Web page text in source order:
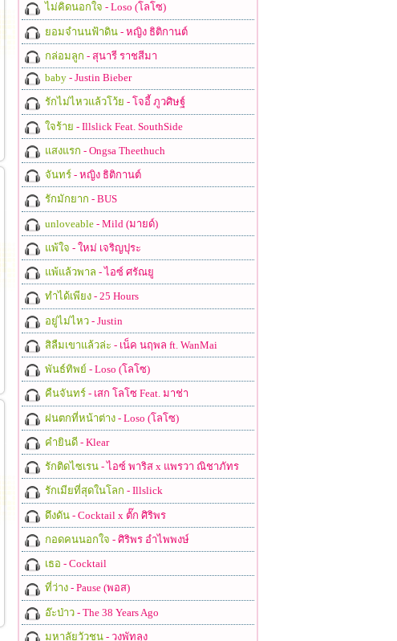
ไม่คิดนอกใจ - Loso (โลโซ)
ยอมจำนนฟ้าดิน- หญิง ธิติกานต์
กล่อมลูก - สุนารี ราชสีมา
baby- Justin Bieber
รักไม่ไหวแล้วโว้ย - โจอี้ ภูวศิษฐ์
ใจร้าย - Illslick Feat. SouthSide
แสงแรก - Ongsa Theethuch
จันทร์- หญิง ธิติกานต์
รักมักยาก - BUS
unloveable- Mild (มายด์)
แพ้ใจ - ใหม่ เจริญปุระ
แพ้แล้วพาล - ไอซ์ ศรัณยู
ทำได้เพียง- 25 Hours
อยู่ไม่ไหว- Justin
สิลืมเขาแล้วล่ะ - เน็ค นฤพล ft. WanMai
พันธ์ทิพย์ - Loso (โลโซ)
คืนจันทร์- เสก โลโซ Feat. มาช่า
ฝนตกที่หน้าต่าง- Loso (โลโซ)
คำยินดี- Klear
รักติดไซเรน- ไอซ์ พาริส x แพรวา ณิชาภัทร
รักเมียที่สุดในโลก - Illslick
ดึงดัน- Cocktail x ตั๊ก ศิริพร
กอดคนนอกใจ - ศิริพร อำไพพงษ์
เธอ - Cocktail
ที่ว่าง- Pause (พอส)
อ๊ะป่าว- The 38 Years Ago
มหาลัยวัวชน- วงพัทลุง